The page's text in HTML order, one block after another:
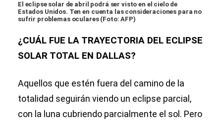
El eclipse solar de abril podrá ser visto en el cielo de
Estados Unidos. Ten en cuenta las consideraciones para no
sufrir problemas oculares (Foto: AFP)
¿CUÁL FUE LA TRAYECTORIA DEL ECLIPSE
SOLAR TOTAL EN DALLAS?
Aquellos que estén fuera del camino de la
totalidad seguirán viendo un eclipse parcial,
con la luna cubriendo parcialmente el sol. Pero